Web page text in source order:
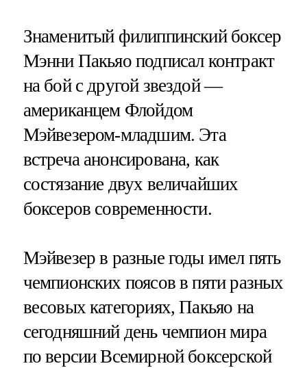
Знаменитый филиппинский боксер
Мэнни Пакьяо подписал контракт
на бой с другой звездой —
американцем Флойдом
Мэйвезером-младшим. Эта
встреча анонсирована, как
состязание двух величайших
боксеров современности.
Мэйвезер в разные годы имел пять
чемпионских поясов в пяти разных
весовых категориях, Пакьяо на
сегодняшний день чемпион мира
по версии Всемирной боксерской